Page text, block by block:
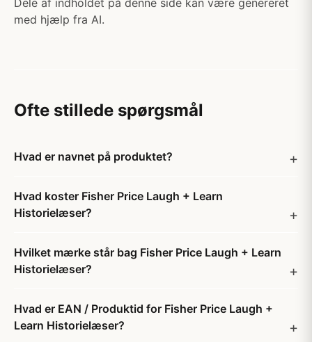
Dele af indholdet på denne side kan være genereret
med hjælp fra AI.
Ofte stillede spørgsmål
Hvad er navnet på produktet?
Hvad koster Fisher Price Laugh + Learn
Historielæser?
Hvilket mærke står bag Fisher Price Laugh + Learn
Historielæser?
Hvad er EAN / Produktid for Fisher Price Laugh +
Learn Historielæser?